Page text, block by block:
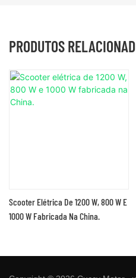
PRODUTOS
Scooter Elétrica De 1200 W, 800 W E
1000 W Fabricada Na China.